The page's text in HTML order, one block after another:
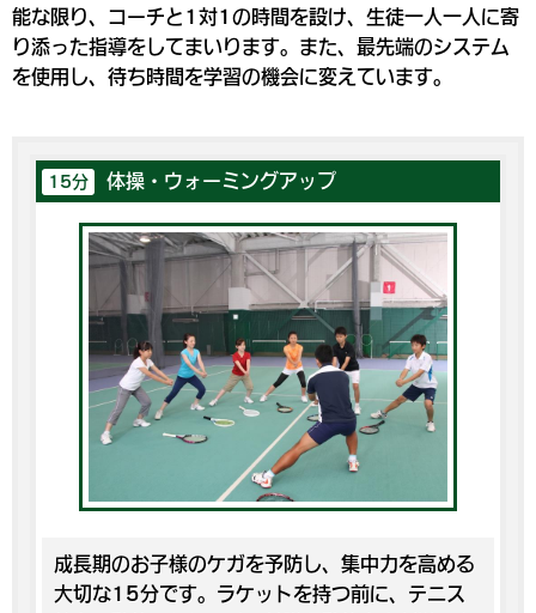
能な限り、コーチと1対1の時間を設け、生徒一人一人に寄
り添った指導をしてまいります。また、最先端のシステム
を使用し、待ち時間を学習の機会に変えています。
15分 体操・ウォーミングアップ
成長期のお子様のケガを予防し、集中力を高める
大切な15分です。ラケットを持つ前に、テニス